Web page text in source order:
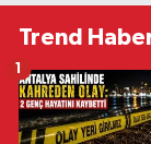
Trend
1